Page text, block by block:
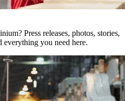
Press releases, photos, stories,
you need here.